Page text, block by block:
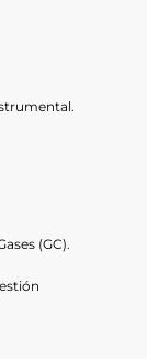
(GC).